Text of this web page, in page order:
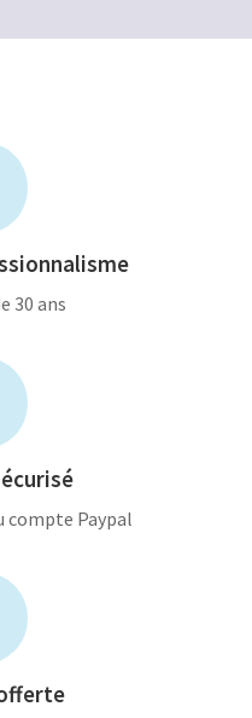
30 ans
compte Paypal